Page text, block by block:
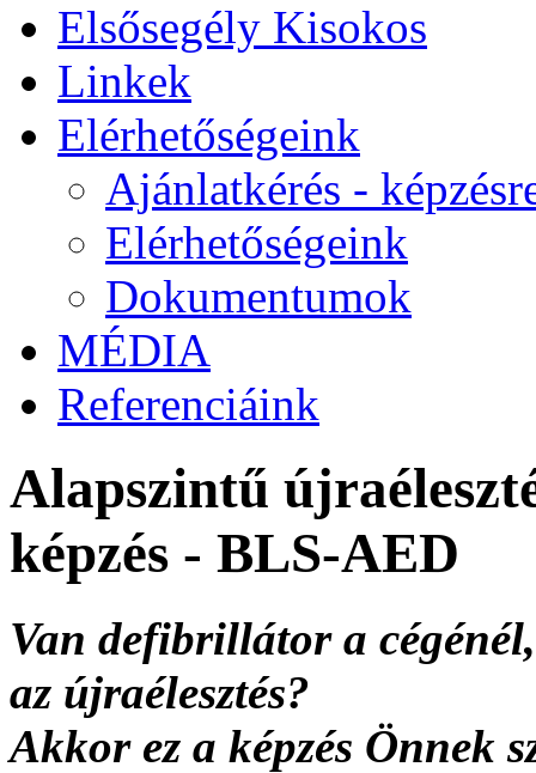
Elsősegély Kisokos
Linkek
Elérhetőségeink
Ajánlatkérés -
Elérhetőségeink
Dokumentumok
MÉDIA
Referenciáink
Alapszintű
képzés - BLS-AED
Van defibrillátor a
az újraélesztés?
Akkor ez a képzés Önnek